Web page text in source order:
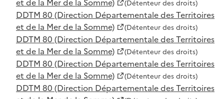
(Détenteur des droits)
DDTM 80 (Direction Départementale des Territoires
et de la Mer de la Somme)
(Détenteur des droits)
DDTM 80 (Direction Départementale des Territoires
et de la Mer de la Somme)
(Détenteur des droits)
DDTM 80 (Direction Départementale des Territoires
et de la Mer de la Somme)
(Détenteur des droits)
DDTM 80 (Direction Départementale des Territoires